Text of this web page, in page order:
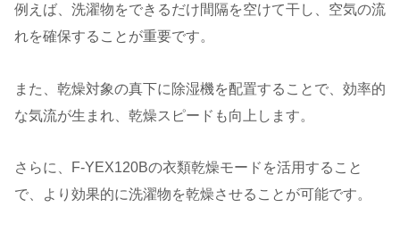
例えば、洗濯物をできるだけ間隔を空けて干し、空気の流
れを確保することが重要です。
また、乾燥対象の真下に除湿機を配置することで、効率的
な気流が生まれ、乾燥スピードも向上します。
さらに、F-YEX120Bの衣類乾燥モードを活用すること
で、より効果的に洗濯物を乾燥させることが可能です。